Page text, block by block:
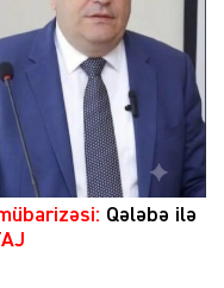
Qələbə ilə